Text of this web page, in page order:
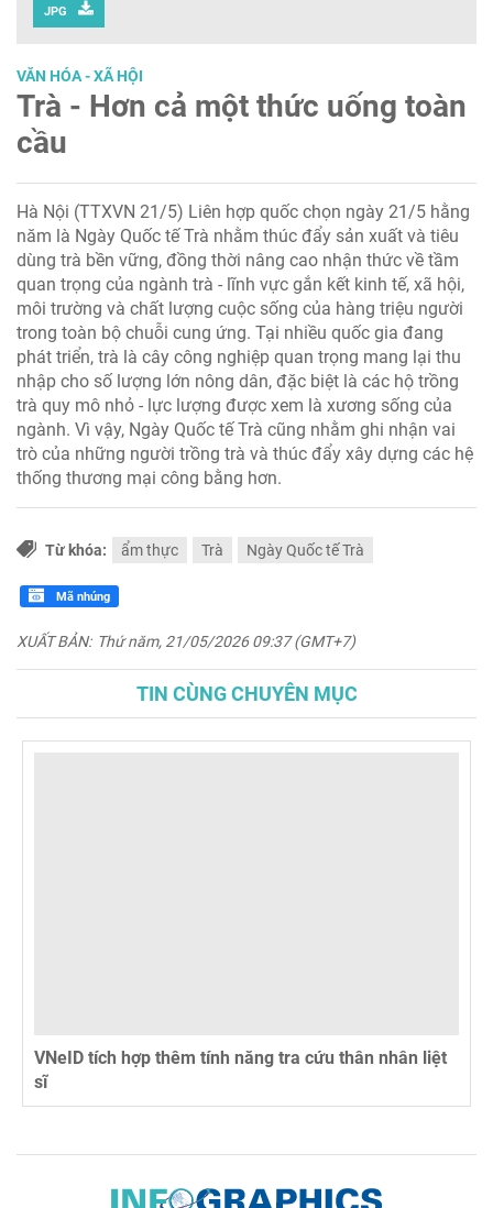
JPG
VĂN HÓA - XÃ HỘI
Trà - Hơn cả một thức uống toàn
cầu
Hà Nội (TTXVN 21/5) Liên hợp quốc chọn ngày 21/5 hằng
năm là Ngày Quốc tế Trà nhằm thúc đẩy sản xuất và tiêu
dùng trà bền vững, đồng thời nâng cao nhận thức về tầm
quan trọng của ngành trà - lĩnh vực gắn kết kinh tế, xã hội,
môi trường và chất lượng cuộc sống của hàng triệu người
trong toàn bộ chuỗi cung ứng. Tại nhiều quốc gia đang
phát triển, trà là cây công nghiệp quan trọng mang lại thu
nhập cho số lượng lớn nông dân, đặc biệt là các hộ trồng
trà quy mô nhỏ - lực lượng được xem là xương sống của
ngành. Vì vậy, Ngày Quốc tế Trà cũng nhằm ghi nhận vai
trò của những người trồng trà và thúc đẩy xây dựng các hệ
thống thương mại công bằng hơn.
Từ khóa: ẩm thực Trà Ngày Quốc tế Trà
Mã nhúng
XUẤT BẢN: Thứ năm, 21/05/2026 09:37 (GMT+7)
TIN CÙNG CHUYÊN MỤC
VNeID tích hợp thêm tính năng tra cứu thân nhân liệt
sĩ